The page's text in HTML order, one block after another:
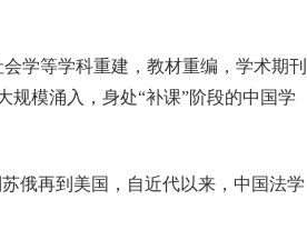
学等学科重建，教材重编，学术期刊
模涌入，身处“补课”阶段的中国学
俄再到美国，自近代以来，中国法学